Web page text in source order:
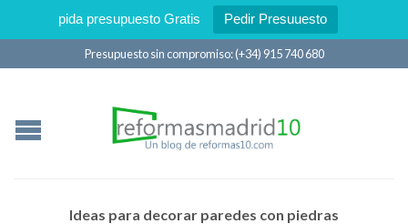
pida presupuesto Gratis Pedir Presuuesto
Presupuesto sin compromiso: (+34) 915 740 680
Ideas para decorar paredes con piedras